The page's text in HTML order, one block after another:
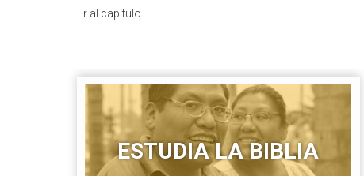
Ir al capítulo....
ESTUDIA LA BIBLIA